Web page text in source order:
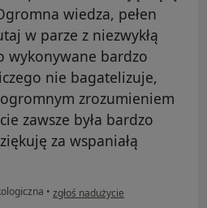
wiedza, pełen
w parze z niezwykłą
wykonywane bardzo
nie bagatelizuje,
ogromnym zrozumieniem
zawsze była bardzo
za wspaniałą
• w opinii użytkownika Magda Lichota
zgłoś nadużycie